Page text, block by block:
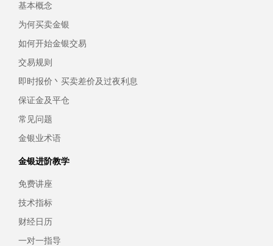
基本概念
为何买卖金银
如何开始金银交易
交易规则
即时报价丶买卖差价及过夜利息
保证金及平仓
常见问题
金银业术语
金银进阶教学
免费讲座
技术指标
财经日历
一对一指导